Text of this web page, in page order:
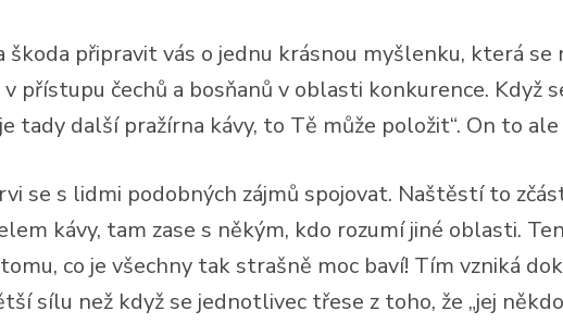
připravit vás o jednu krásnou myšlenku, která se
přístupu čechů a bosňanů v oblasti konkurence. Když
tady další pražírna kávy, to Tě může položit“. On to
se s lidmi podobných zájmů spojovat. Naštěstí to
kávy, tam zase s někým, kdo rozumí jiné oblasti.
co je všechny tak strašně moc baví! Tím vzniká
sílu než když se jednotlivec třese z toho, že „jej